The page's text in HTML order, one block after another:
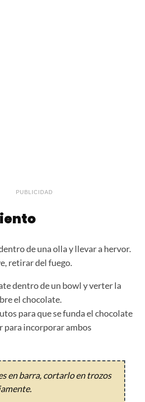
PUBLICIDAD
de una olla y llevar a hervor.
retirar del fuego.
dentro de un bowl y verter la
el chocolate.
para que se funda el chocolate
para incorporar ambos
en barra, cortarlo en trozos